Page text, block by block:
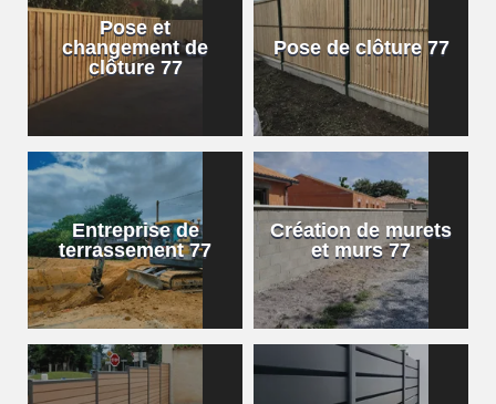
Pose et
changement de
clôture 77
Pose de clôture 77
Entreprise de
terrassement 77
Création de murets
et murs 77